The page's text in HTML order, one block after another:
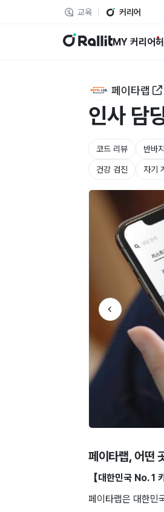
교육 커리어
랠릿 MY 커리어
페이타랩
인사 담
코드 리뷰 반바
건강 검진 자기
페이타랩, 어떤
【대한민국 No. 1
페이타랩은 대한민